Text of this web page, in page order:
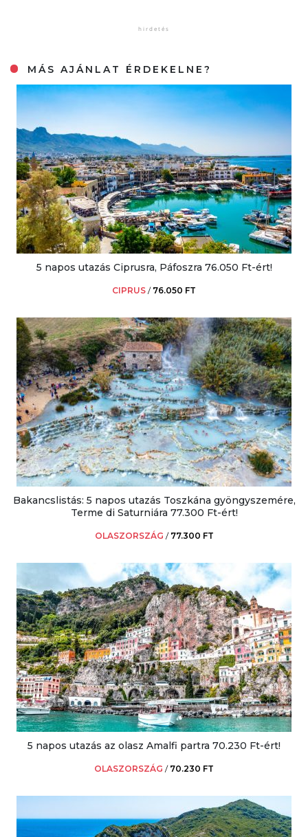
MÁS AJÁNLAT ÉRDEKELNE?
5 napos utazás Ciprusra, Páfoszra 76.050 Ft-ért!
CIPRUS / 76.050 FT
Bakancslistás: 5 napos utazás Toszkána gyöngyszemére,
Terme di Saturniára 77.300 Ft-ért!
OLASZORSZÁG / 77.300 FT
5 napos utazás az olasz Amalfi partra 70.230 Ft-ért!
OLASZORSZÁG / 70.230 FT